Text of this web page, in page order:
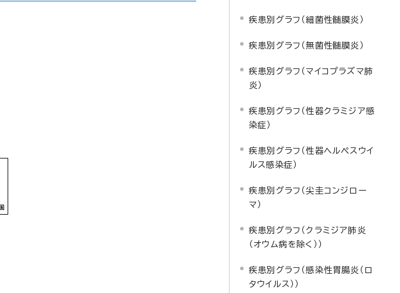
疾患別グラフ（細菌性髄膜炎）
疾患別グラフ（無菌性髄膜炎）
疾患別グラフ（マイコプラズマ肺
炎）
疾患別グラフ（性器クラミジア感
染症）
疾患別グラフ（性器ヘルペスウイ
ルス感染症）
疾患別グラフ（尖圭コンジロー
マ）
疾患別グラフ（クラミジア肺炎
（オウム病を除く））
疾患別グラフ（感染性胃腸炎（ロ
タウイルス））